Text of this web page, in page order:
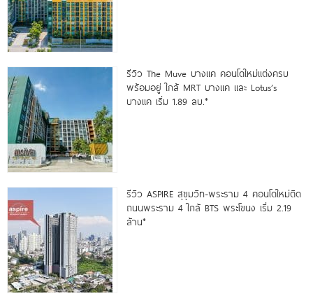
รีวิว The Muve บางแค คอนโดใหม่แต่งครบ
พร้อมอยู่ ใกล้ MRT บางแค และ Lotus’s
บางแค เริ่ม 1.89 ลบ.*
รีวิว ASPIRE สุขุมวิท-พระราม 4 คอนโดใหม่ติด
ถนนพระราม 4 ใกล้ BTS พระโขนง เริ่ม 2.19
ล้าน*